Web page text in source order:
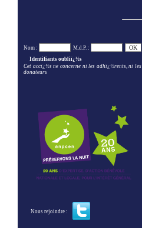
Nom :
M.d.P. :
Identifiants oubliï¿½s
Cet accï¿½s ne concerne ni les adhï¿½rents, ni les
donateurs
Nous rejoindre :